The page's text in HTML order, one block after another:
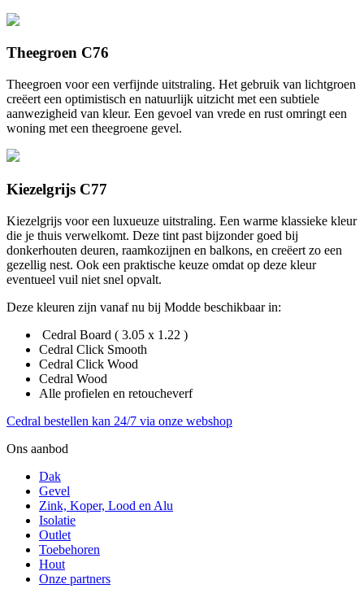
Theegroen C76
Theegroen voor een verfijnde uitstraling. Het gebruik van lichtgroen
creëert een optimistisch en natuurlijk uitzicht met een subtiele
aanwezigheid van kleur. Een gevoel van vrede en rust omringt een
woning met een theegroene gevel.
Kiezelgrijs C77
Kiezelgrijs voor een luxueuze uitstraling. Een warme klassieke kleur
die je thuis verwelkomt. Deze tint past bijzonder goed bij
donkerhouten deuren, raamkozijnen en balkons, en creëert zo een
gezellig nest. Ook een praktische keuze omdat op deze kleur
eventueel vuil niet snel opvalt.
Deze kleuren zijn vanaf nu bij Modde beschikbaar in:
Cedral Board ( 3.05 x 1.22 )
Cedral Click Smooth
Cedral Click Wood
Cedral Wood
Alle profielen en retoucheverf
Cedral bestellen kan 24/7 via onze webshop
Ons aanbod
Dak
Gevel
Zink, Koper, Lood en Alu
Isolatie
Outlet
Toebehoren
Hout
Onze partners